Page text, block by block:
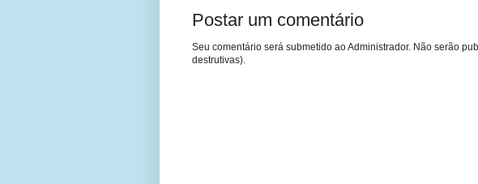
Postar um comentário
Seu comentário será submetido ao Administrador. Não serão
destrutivas).